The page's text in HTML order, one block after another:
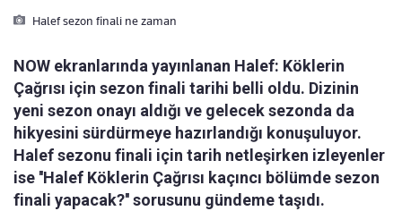
Halef sezon finali ne zaman
NOW ekranlarında yayınlanan Halef: Köklerin
Çağrısı için sezon finali tarihi belli oldu. Dizinin
yeni sezon onayı aldığı ve gelecek sezonda da
hikyesini sürdürmeye hazırlandığı konuşuluyor.
Halef sezonu finali için tarih netleşirken izleyenler
ise ''Halef Köklerin Çağrısı kaçıncı bölümde sezon
finali yapacak?'' sorusunu gündeme taşıdı.